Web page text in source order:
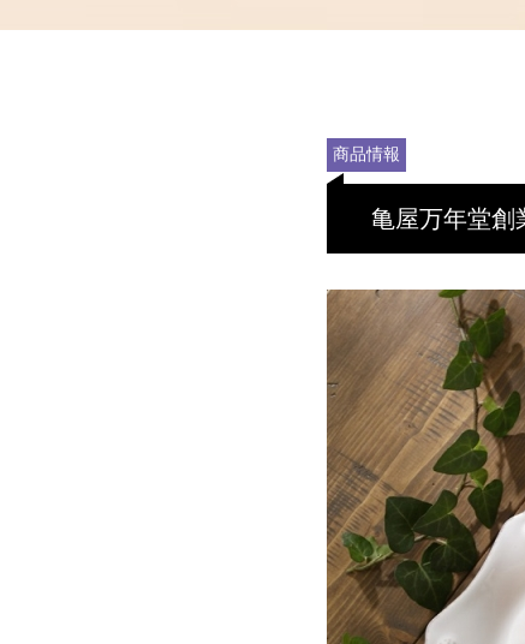
商品情報
亀屋万年堂創